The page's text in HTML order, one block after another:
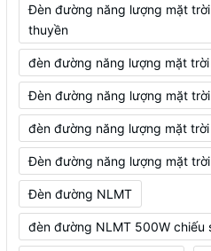
Đèn đường năng lượng mặt
thuyền
đèn đường năng lượng mặt trời
Đèn đường năng lượng mặt
đèn đường năng lượng mặt
Đèn đường năng lượng mặt
Đèn đường NLMT
đèn đường NLMT 500W chiếu